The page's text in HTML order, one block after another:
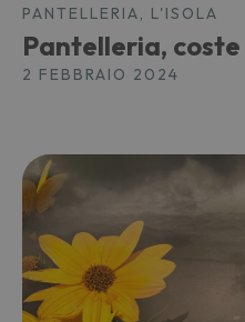
PANTELLERIA, L'ISOLA
Pantelleria,
2 FEBBRAIO 2024